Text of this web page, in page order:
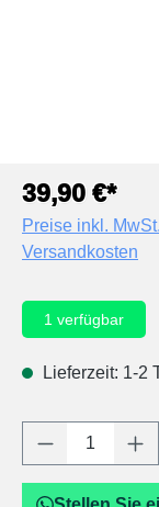
39,90 €*
Preise inkl.
Versandkosten
1 verfügbar
Lieferzeit: 1-2
Produkt